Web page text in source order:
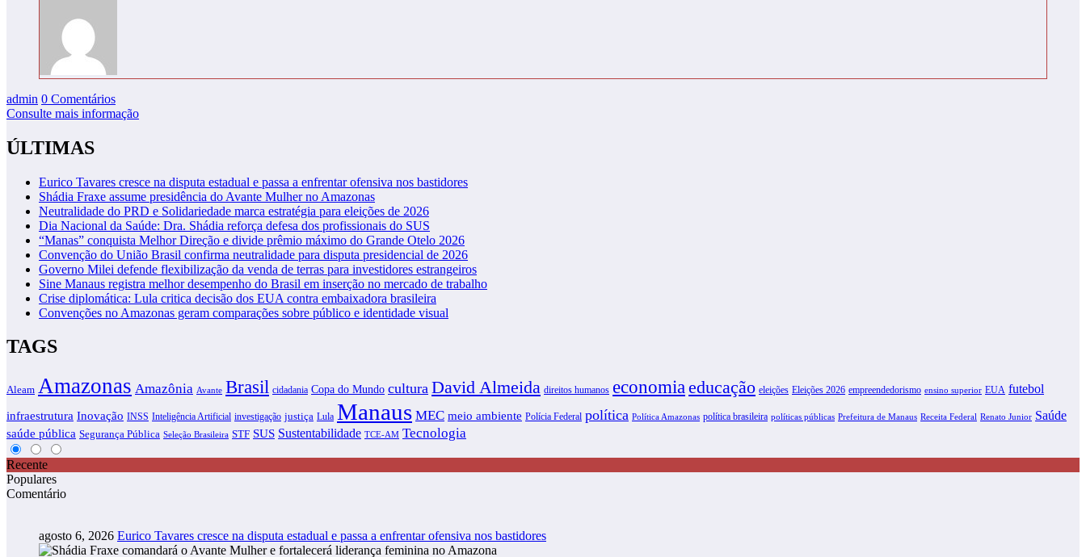
admin 0 Comentários
Consulte mais informação
ÚLTIMAS
Eurico Tavares cresce na disputa estadual e passa a enfrentar ofensiva nos bastidores
Shádia Fraxe assume presidência do Avante Mulher no Amazonas
Neutralidade do PRD e Solidariedade marca estratégia para eleições de 2026
Dia Nacional da Saúde: Dra. Shádia reforça defesa dos profissionais do SUS
“Manas” conquista Melhor Direção e divide prêmio máximo do Grande Otelo 2026
Convenção do União Brasil confirma neutralidade para disputa presidencial de 2026
Governo Milei defende flexibilização da venda de terras para investidores estrangeiros
Sine Manaus registra melhor desempenho do Brasil em inserção no mercado de trabalho
Crise diplomática: Lula critica decisão dos EUA contra embaixadora brasileira
Convenções no Amazonas geram comparações sobre público e identidade visual
TAGS
Aleam Amazonas Amazônia Avante Brasil cidadania Copa do Mundo cultura David Almeida direitos humanos economiaeducação eleições Eleições 2026 empreendedorismo ensino superior EUA futebol
infraestrutura Inovação INSS Inteligência Artificial investigação justiça Lula Manaus MEC meio ambiente Polícia Federal política Política Amazonas política brasileira políticas públicas Prefeitura de Manaus Receita Federal Renato Junior Saúde
saúde pública Segurança Pública Seleção Brasileira STF SUS Sustentabilidade TCE-AM Tecnologia
Recente
Populares
Comentário
agosto 6, 2026 Eurico Tavares cresce na disputa estadual e passa a enfrentar ofensiva nos bastidores